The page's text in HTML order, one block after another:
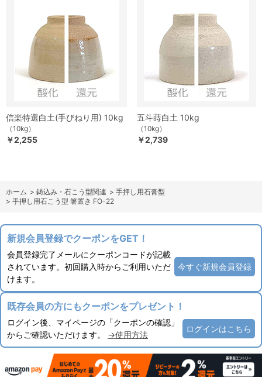
信楽特選白土(手びねり用) 10kg
（10kg）
￥2,255
五斗蒔白土 10kg
（10kg）
￥2,739
ホーム > 鋳込み・石こう型関連 > 手押し用石膏型
> 手押し用石こう型 箸置き FO-22
新規会員登録でクーポンをGET！
会員登録完了メールにクーポンコードが記載
されています。初回購入時からご利用いただ
けます。
今すぐ新規会員登録
既存会員の方にもクーポンをプレゼント！
ログイン後、マイページの「クーポンの確認」
からご確認いただけます。 →使用方法
ログインはこちら